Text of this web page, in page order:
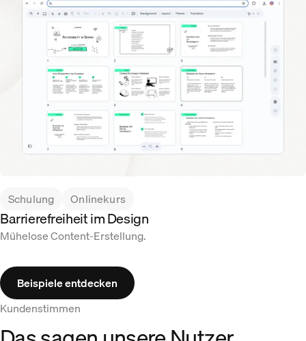
Schulung Onlinekurs
Barrierefreiheit im Design
Mühelose Content-Erstellung.
Beispiele entdecken
Kundenstimmen